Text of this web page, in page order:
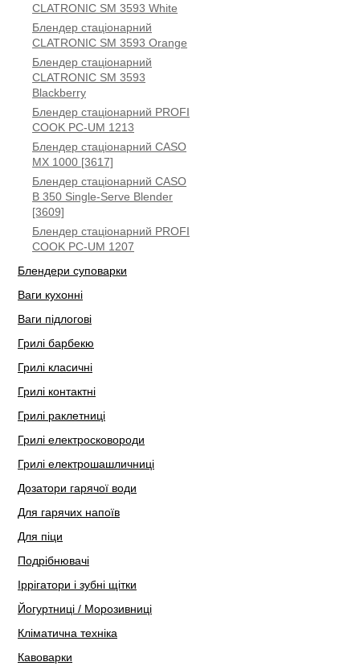
CLATRONIC SM 3593 White
Блендер стаціонарний
CLATRONIC SM 3593 Orange
Блендер стаціонарний
CLATRONIC SM 3593
Blackberry
Блендер стаціонарний PROFI
COOK PC-UM 1213
Блендер стаціонарний CASO
MX 1000 [3617]
Блендер стаціонарний CASO
B 350 Single-Serve Blender
[3609]
Блендер стаціонарний PROFI
COOK PC-UM 1207
Блендери суповарки
Ваги кухонні
Ваги підлогові
Грилі барбекю
Грилі класичні
Грилі контактні
Грилі раклетниці
Грилі електросковороди
Грилі електрошашличниці
Дозатори гарячої води
Для гарячих напоїв
Для піци
Подрібнювачі
Іррігатори і зубні щітки
Йогуртниці / Морозивниці
Кліматична техніка
Кавоварки